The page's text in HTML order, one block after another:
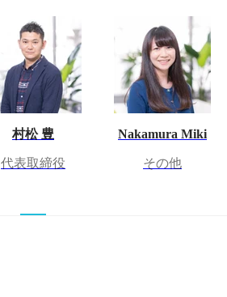
村松 豊
代表取締役
Nakamura Miki
その他